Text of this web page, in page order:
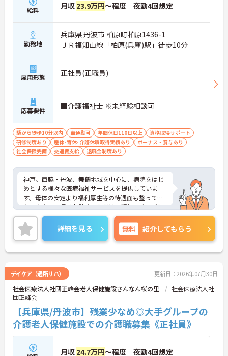
給料 月収 23.9万円～程度 夜勤4回想定
勤務地
兵庫県 丹波市 柏原町柏原1436-1
ＪＲ福知山線「柏原(兵庫)駅」徒歩10分
雇用形態 正社員(正職員)
応募要件 ■介護福祉士 ※未経験相談可
駅から徒歩10分以内 車通勤可 年間休日110日以上
資格取得サポート
研修制度あり
産休･育休･介護休暇取得実績あり
ボーナス・賞与あり
社会保険完備
交通費支給 退職金制度あり
神戸、西脇・丹波、舞鶴地域を中心に、病院をはじ
めとする様々な医療福祉サービスを提供していま
す。母体の安定より福利厚生等の待遇面も整ってお
り、安心して長くお勤めいただける環境です。ご興
味のある方には、面接対策ポイントなど、さらに詳
細をお話しいたしますのでお気軽にご相談くださ
い！
詳細を見る 無料 紹介してもらう
デイケア（通所リハ） 更新日：2026年07月30日
社会医療法人社団正峰会老人保健施設さんなん桜の里
社会医療法人社
団正峰会
【兵庫県/丹波市】残業少なめ◎大手グループの
介護老人保健施設での介護職募集《正社員》
月収 24.7万円～程度 夜勤4回想定